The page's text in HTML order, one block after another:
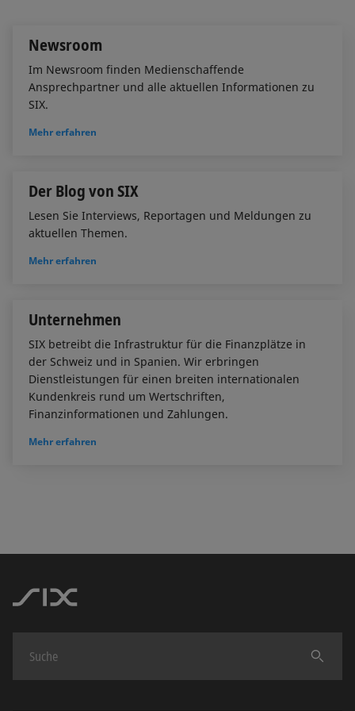
Newsroom
Im Newsroom finden Medienschaffende
Ansprechpartner und alle aktuellen Informationen zu
SIX.
Mehr erfahren
Der Blog von SIX
Lesen Sie Interviews, Reportagen und Meldungen zu
aktuellen Themen.
Mehr erfahren
Unternehmen
SIX betreibt die Infrastruktur für die Finanzplätze in
der Schweiz und in Spanien. Wir erbringen
Dienstleistungen für einen breiten internationalen
Kundenkreis rund um Wertschriften,
Finanzinformationen und Zahlungen.
Mehr erfahren
Finden